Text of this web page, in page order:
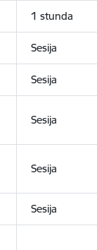
1 stunda
Sesija
Sesija
Sesija
Sesija
Sesija